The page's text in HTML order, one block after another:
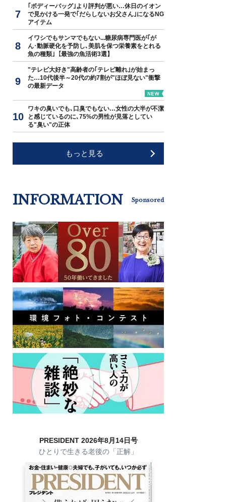
｢ボディーバッグ｣より評判が悪い…休日のイオン
で見かける一発で｢だらしないお父さん｣になるNG
アイテム
イワシでもサンマでもない...糖尿病専門医が｢が
ん･動脈硬化を予防し､美肌を保つ栄養素をとれる
魚の種類｣【最強の魚活術3選】
"テレビ大好き"高齢者の｢テレビ離れ｣が始まっ
た…10代後半～20代の約7割が"ほぼ見ない"衝撃
の最新データ
ワキの臭いでも､口臭でもない…女性の大半が不潔
と感じているのに､75%の男性が見落としてい
る"臭い"の正体
もっと見る
INFORMATION Sponsored
PRESIDENT 2026年8月14日号
ひとりで生きる老後の「正解」